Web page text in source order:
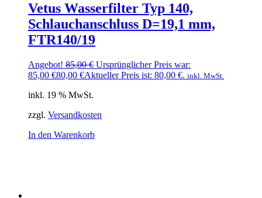
Vetus Wasserfilter Typ 140,
Schlauchanschluss D=19,1 mm,
FTR140/19
Angebot! 85,00€ Ursprünglicher Preis war:
85,00 €80,00 €Aktueller Preis ist: 80,00 €. inkl. MwSt.
inkl. 19 % MwSt.
zzgl. Versandkosten
In den Warenkorb